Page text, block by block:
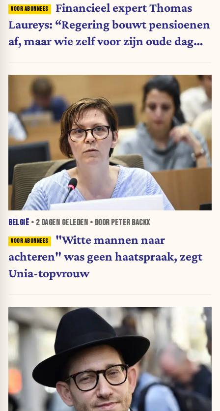
Financieel expert Thomas
Laureys: “Regering bouwt pensioenen
af, maar wie zelf voor zijn oude dag
BELGIË • 2 DAGEN GELEDEN • DOOR PETER BACKX
"Witte mannen naar
achteren" was geen haatspraak, zegt
Unia-topvrouw